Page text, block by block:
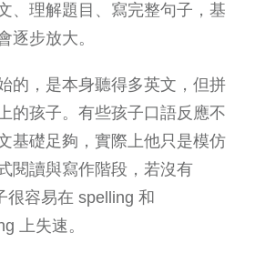
、理解題目、寫完整句子，基
逐步放大。
的，是本身聽得多英文，但拼
的孩子。有些孩子口語反應不
基礎足夠，實際上他只是模仿
閱讀與寫作階段，若沒有
很容易在 spelling 和
上失速。